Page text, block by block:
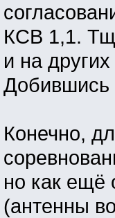
КСВ 1,1.
и на
Конечно,
но как ещё
(антенны